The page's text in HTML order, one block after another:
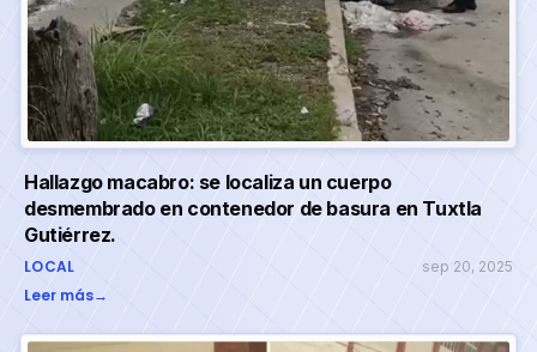
Hallazgo macabro: se localiza un cuerpo
desmembrado en contenedor de basura en Tuxtla
Gutiérrez.
LOCAL sep 20, 2025
Leer más→